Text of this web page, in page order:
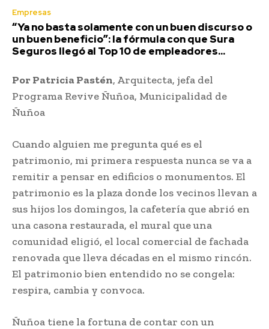
Empresas
“Ya no basta solamente con un buen discurso o
un buen beneficio”: la fórmula con que Sura
Seguros llegó al Top 10 de empleadores...
Por Patricia Pastén, Arquitecta, jefa del
Programa Revive Ñuñoa, Municipalidad de
Ñuñoa
Cuando alguien me pregunta qué es el
patrimonio, mi primera respuesta nunca se va a
remitir a pensar en edificios o monumentos. El
patrimonio es la plaza donde los vecinos llevan a
sus hijos los domingos, la cafetería que abrió en
una casona restaurada, el mural que una
comunidad eligió, el local comercial de fachada
renovada que lleva décadas en el mismo rincón.
El patrimonio bien entendido no se congela:
respira, cambia y convoca.
Ñuñoa tiene la fortuna de contar con un